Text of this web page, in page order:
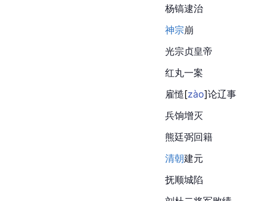
杨镐逮治
神宗崩
光宗贞皇帝
红丸一案
雇慥[zào]论辽事
兵饷增灭
熊廷弼回籍
清朝建元
抚顺城陷